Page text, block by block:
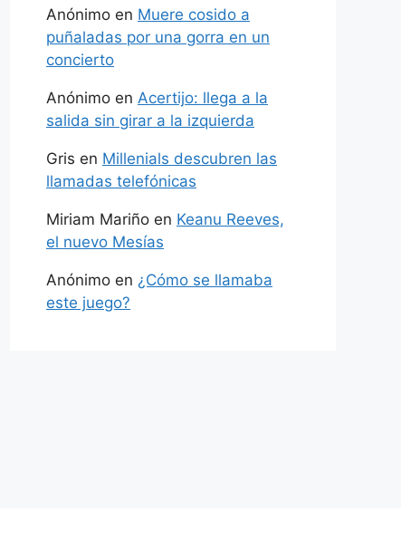
Anónimo en Muere cosido a
puñaladas por una gorra en un
concierto
Anónimo en Acertijo: llega a la
salida sin girar a la izquierda
Gris en Millenials descubren las
llamadas telefónicas
Miriam Mariño en Keanu Reeves,
el nuevo Mesías
Anónimo en ¿Cómo se llamaba
este juego?